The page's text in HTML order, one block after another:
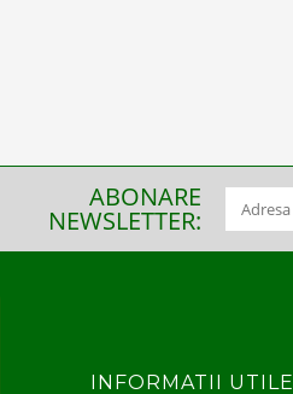
ABONARE
NEWSLETTER:
INFORMATII UTILE